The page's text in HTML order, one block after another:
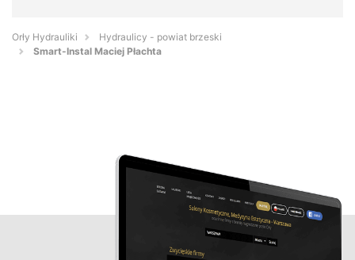
Orły Hydrauliki
Hydraulicy - powiat brzeski
Smart-Instal Maciej Płachta